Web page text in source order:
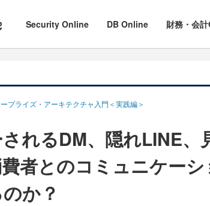
Security Online DB Online 財務・会
プライズ・アーキテクチャ入門＜実践編＞
れるDM、隠れLINE、
者とのコミュニケーシ
か？